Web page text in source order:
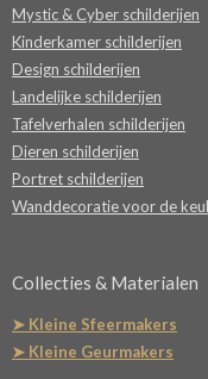
Mystic & Cyber schilderijen
Kinderkamer schilderijen
Design schilderijen
Landelijke schilderijen
Tafelverhalen schilderijen
Dieren schilderijen
Portret schilderijen
Wanddecoratie voor de
Collecties & Materialen
➤ Kleine Sfeermakers
➤ Kleine Geurmakers